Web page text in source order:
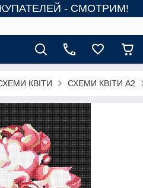
- СМОТРИМ!
КВІТИ СХЕМИ КВІТИ А2